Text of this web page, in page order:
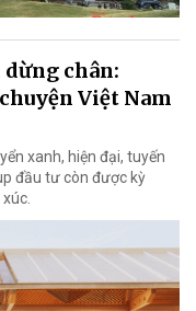
chân:
Việt Nam
xanh, hiện đại, tuyến
đầu tư còn được kỳ